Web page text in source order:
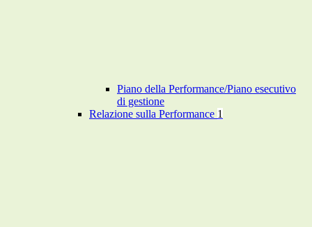
Piano della Performance/Piano esecutivo
di gestione
Relazione sulla Performance 1